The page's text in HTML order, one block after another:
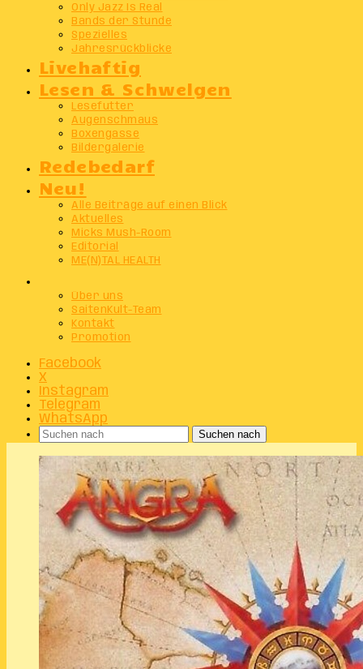
Only Jazz Is Real
Bands der Stunde
Spezielles
Jahresrückblicke
Livehaftig
Lesen & Schwelgen
Lesefutter
Augenschmaus
Boxengasse
Bildergalerie
Redebedarf
Neu!
Alle Beiträge auf einen Blick
Aktuelles
Micks Mush-Room
Editorial
ME(N)TAL HEALTH
Über uns
SaitenKult-Team
Kontakt
Promotion
Facebook
X
Instagram
Telegram
WhatsApp
Suchen nach